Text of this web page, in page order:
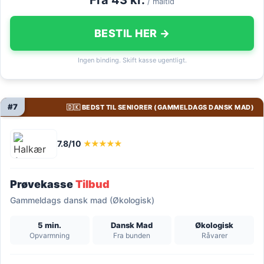
BESTIL HER →
Ingen binding. Skift kasse ugentligt.
🇩🇰 BEDST TIL SENIORER (GAMMELDAGS DANSK MAD)
#7
7.8/10 ★★★★★
PrøvekasseTilbud
Gammeldags dansk mad (Økologisk)
5 min.
Opvarmning
Dansk Mad
Fra bunden
Økologisk
Råvarer